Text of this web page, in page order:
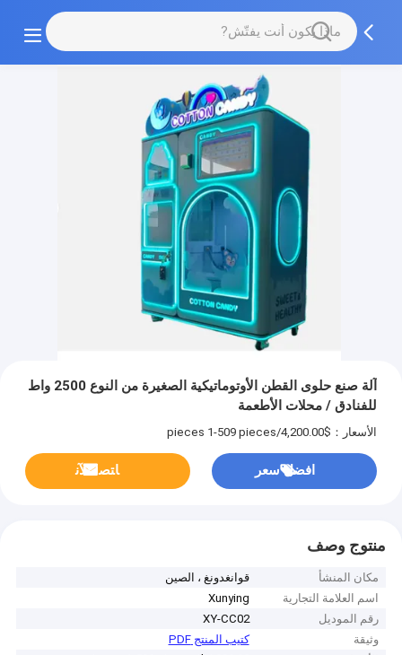
آلة صنع حلوى القطن الأوتوماتيكية الصغيرة من النوع 2500 واط
للفنادق / محلات الأطعمة
الأسعار：$4,200.00/pieces 1-509 pieces
افضل سعر ﺎﺘﺼﻟ ﺍﻶﻧ
منتوج وصف
مكان المنشأ
قوانغدونغ ، الصين
اسم العلامة التجارية
Xunying
رقم الموديل
XY-CC02
وثيقة
كتيب المنتج PDF